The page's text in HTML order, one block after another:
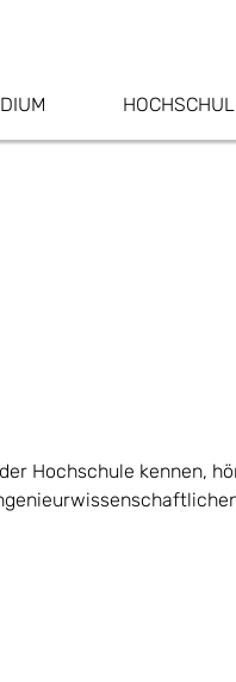
Hochschule kennen,